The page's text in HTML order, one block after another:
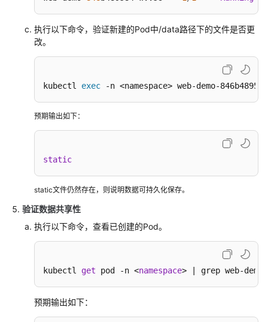
执行以下命令，验证新建的Pod中/data路径下的文件是否更
改。
kubectl exec -n <namespace> web-demo-
预期输出如下：
static
static文件仍然存在，则说明数据可持久化保存。
验证数据共享性
执行以下命令，查看已创建的Pod。
kubectl get pod -n <namespace> | grep web-demo
预期输出如下：